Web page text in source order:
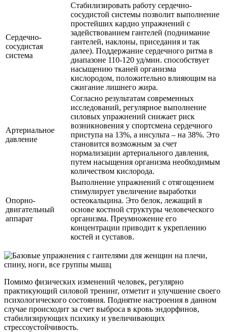
Сердечно-
сосудистая
система
Стабилизировать работу сердечно-
сосудистой системы позволит выполнение
простейших кардио упражнений с
задействованием гантелей (поднимание
гантелей, наклоны, приседания и так
далее). Поддержание сердечного ритма в
диапазоне 110-120 уд/мин. способствует
насыщению тканей организма
кислородом, положительно влияющим на
сжигание лишнего жира.
Артериальное
давление
Согласно результатам современных
исследований, регулярное выполнение
силовых упражнений снижает риск
возникновения у спортсмена сердечного
приступа на 13%, а инсульта – на 38%. Это
становится возможным за счет
нормализации артериального давления,
путем насыщения организма необходимым
количеством кислорода.
Опорно-
двигательный
аппарат
Выполнение упражнений с отягощением
стимулирует увеличение выработки
остеокальцина. Это белок, лежащий в
основе костной структуры человеческого
организма. Преумножение его
концентрации приводит к укреплению
костей и суставов.
Помимо физических изменений человек, регулярно
практикующий силовой тренинг, отметит и улучшение своего
психологического состояния. Поднятие настроения в данном
случае происходит за счет выброса в кровь эндорфинов,
стабилизирующих психику и увеличивающих
стрессоустойчивость.